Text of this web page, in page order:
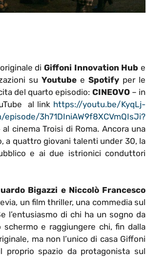
di Giffoni Innovation Hub e
suYoutube eSpotify per le
del quarto episodio: CINEOVO – in
al link https://youtu.be/KyqLj-
3h71DIniAW9f8XCVmQIsJi?
cinema Troisi di Roma. Ancora una
a quattro giovani talenti under 30, la
e ai due istrionici conduttori
Bigazzi e Niccolò Francesco
un film thriller, una commedia sul
l’entusiasmo di chi ha un sogno da
e raggiungere chi, fin dalla
ma non l’unico di casa Giffoni
proprio spazio da protagonista sul